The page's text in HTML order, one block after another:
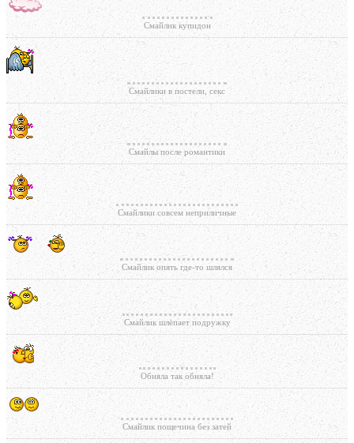
Смайлик купидон
Смайлики в постели, секс
Смайлы после романтики
Смайлики совсем неприличные
Смайлик опять где-то шлялся
Смайлик шлёпает подружку
Обняла так обняла!
Смайлик пощечина без затей